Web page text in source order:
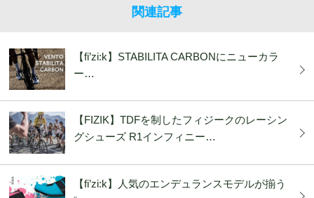
関連記事
【fi’zi:k】STABILITA CARBONにニューカラ
ー…
【FIZIK】TDFを制したフィジークのレーシン
グシューズ R1インフィニー…
【fi’zi:k】人気のエンデュランスモデルが揃う